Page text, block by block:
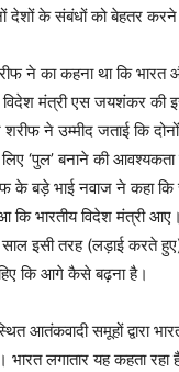
देशों के संबंधों को बेहतर
ने का कहना था कि
मंत्री एस जयशंकर की
ने उम्मीद जताई कि
‘पुल’ बनाने की आवश्यकता
के बड़े भाई नवाज ने कहा कि
भारतीय विदेश मंत्री
इसी तरह (लड़ाई करते
कि आगे कैसे बढ़ना है।
आतंकवादी समूहों द्वारा
लगातार यह कहता